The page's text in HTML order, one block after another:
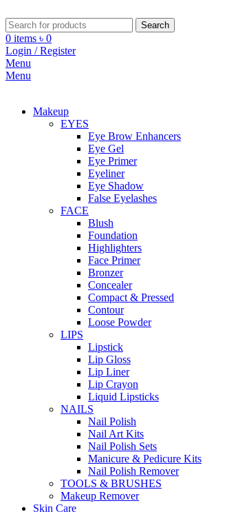
Search
0 items ৳ 0
Login / Register
Menu
Menu
Makeup
EYES
Eye Brow Enhancers
Eye Gel
Eye Primer
Eyeliner
Eye Shadow
False Eyelashes
FACE
Blush
Foundation
Highlighters
Face Primer
Bronzer
Concealer
Compact & Pressed
Contour
Loose Powder
LIPS
Lipstick
Lip Gloss
Lip Liner
Lip Crayon
Liquid Lipsticks
NAILS
Nail Polish
Nail Art Kits
Nail Polish Sets
Manicure & Pedicure Kits
Nail Polish Remover
TOOLS & BRUSHES
Makeup Remover
Skin Care